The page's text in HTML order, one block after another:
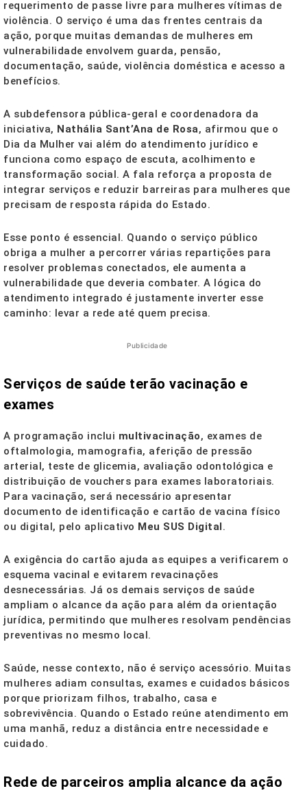
requerimento de passe livre para mulheres vítimas de
violência. O serviço é uma das frentes centrais da
ação, porque muitas demandas de mulheres em
vulnerabilidade envolvem guarda, pensão,
documentação, saúde, violência doméstica e acesso a
benefícios.
A subdefensora pública-geral e coordenadora da
iniciativa, Nathália Sant’Ana de Rosa, afirmou que o
Dia da Mulher vai além do atendimento jurídico e
funciona como espaço de escuta, acolhimento e
transformação social. A fala reforça a proposta de
integrar serviços e reduzir barreiras para mulheres que
precisam de resposta rápida do Estado.
Esse ponto é essencial. Quando o serviço público
obriga a mulher a percorrer várias repartições para
resolver problemas conectados, ele aumenta a
vulnerabilidade que deveria combater. A lógica do
atendimento integrado é justamente inverter esse
caminho: levar a rede até quem precisa.
Publicidade
Serviços de saúde terão vacinação e
exames
A programação inclui multivacinação, exames de
oftalmologia, mamografia, aferição de pressão
arterial, teste de glicemia, avaliação odontológica e
distribuição de vouchers para exames laboratoriais.
Para vacinação, será necessário apresentar
documento de identificação e cartão de vacina físico
ou digital, pelo aplicativo Meu SUS Digital.
A exigência do cartão ajuda as equipes a verificarem o
esquema vacinal e evitarem revacinações
desnecessárias. Já os demais serviços de saúde
ampliam o alcance da ação para além da orientação
jurídica, permitindo que mulheres resolvam pendências
preventivas no mesmo local.
Saúde, nesse contexto, não é serviço acessório. Muitas
mulheres adiam consultas, exames e cuidados básicos
porque priorizam filhos, trabalho, casa e
sobrevivência. Quando o Estado reúne atendimento em
uma manhã, reduz a distância entre necessidade e
cuidado.
Rede de parceiros amplia alcance da ação